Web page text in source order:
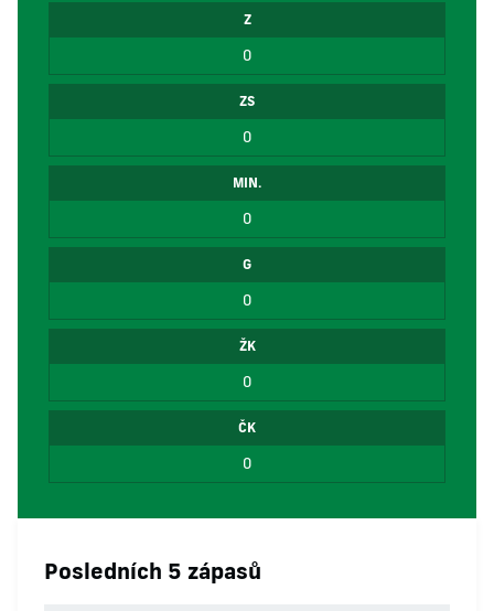
Z
0
ZS
0
MIN.
0
G
0
ŽK
0
ČK
0
Posledních 5 zápasů